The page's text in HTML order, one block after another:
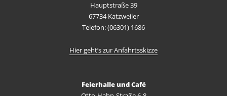
Hauptstraße 39
67734 Katzweiler
Telefon: (06301) 1686
Hier geht’s zur Anfahrtsskizze
Feierhalle und Café